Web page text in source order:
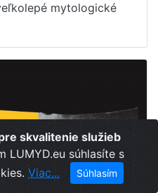
mytologické
skvalitenie služieb
LUMYD.eu súhlasíte s
Viac... Súhlasím